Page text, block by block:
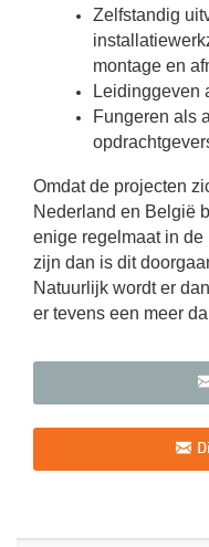
Zelfstandig
montage en
Leidinggeven
Fungeren als
Omdat de projecten
Nederland en België
enige regelmaat in de
zijn dan is dit
Natuurlijk wordt er
er tevens een meer